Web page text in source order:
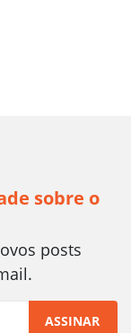
sobre o
posts
ASSINAR